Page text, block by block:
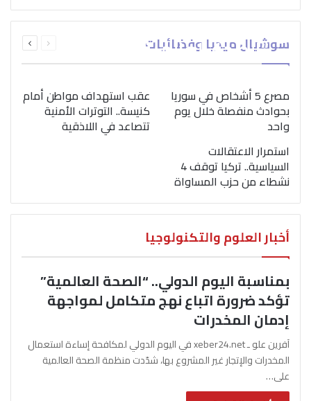
سوشيال ميديا وفضائيات الصفحةالصفحة
بمناسبة اليوم الدولي..
“الصحة العالمية” تؤكد
ضرورة اتباع نهج متكامل
لمواجهة إدمان المخدرات
مصرع 5 أشخاص في سوريا
بحوادث منفصلة خلال يوم
واحد
عقب استهداف مواطن أمام
كنيسة.. التوترات الأمنية
تتصاعد في اللاذقية
استمرار الاعتقالات
السياسية.. تركيا توقف 4
نشطاء من حزب المساواة
أخبار العلوم والتكنولوجيا
بمناسبة اليوم الدولي.. “الصحة العالمية”
تؤكد ضرورة اتباع نهج متكامل لمواجهة
إدمان المخدرات
آفرين علو ـ xeber24.net في اليوم الدولي لمكافحة إساءة استعمال
المخدرات والإتجار غير المشروع بها، شدّدت منظمة الصحة العالمية
على…